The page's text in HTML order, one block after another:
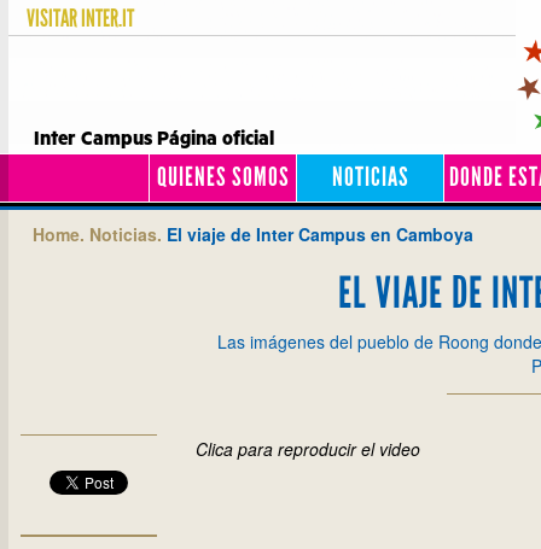
VISITARINTER.IT
Inter Campus Página oficial
QUIENES SOMOS NOTICIAS DONDE
Home. Noticias. El viaje de Inter Campus en Camboya
EL VIAJE DE
Las imágenes del pueblo de Roong
Clica para reproducir el video